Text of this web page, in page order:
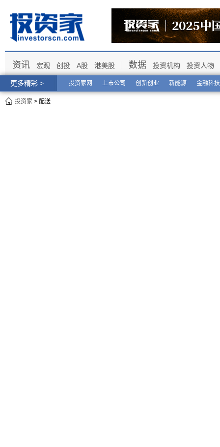
更多精彩 > 投资家网 上市公司 创新创业 新能源 金融科技
资讯 宏观 创投 A股 港美股 数据 投资机构 投资人物
投资家 > 配送